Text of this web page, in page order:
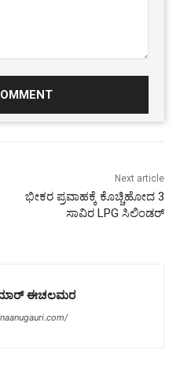
Next article
ಭೀಕರ ಪ್ರವಾಹಕ್ಕೆ ಕೊಚ್ಚಿಹೋದ 3
ಸಾವಿರ LPG ಸಿಲಿಂಡರ್
ಈಚಲಮರ